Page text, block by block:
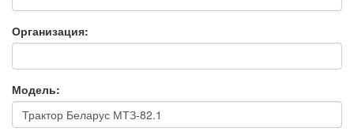
Организация:
Модель: